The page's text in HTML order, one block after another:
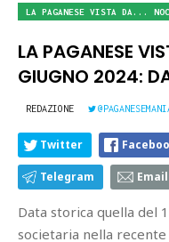
LA PAGANESE VISTA DA...
LA PAGANESE
GIUGNO 2024:
REDAZIONE
Twitter
Telegram Email
Data storica quella del
societaria nella recente